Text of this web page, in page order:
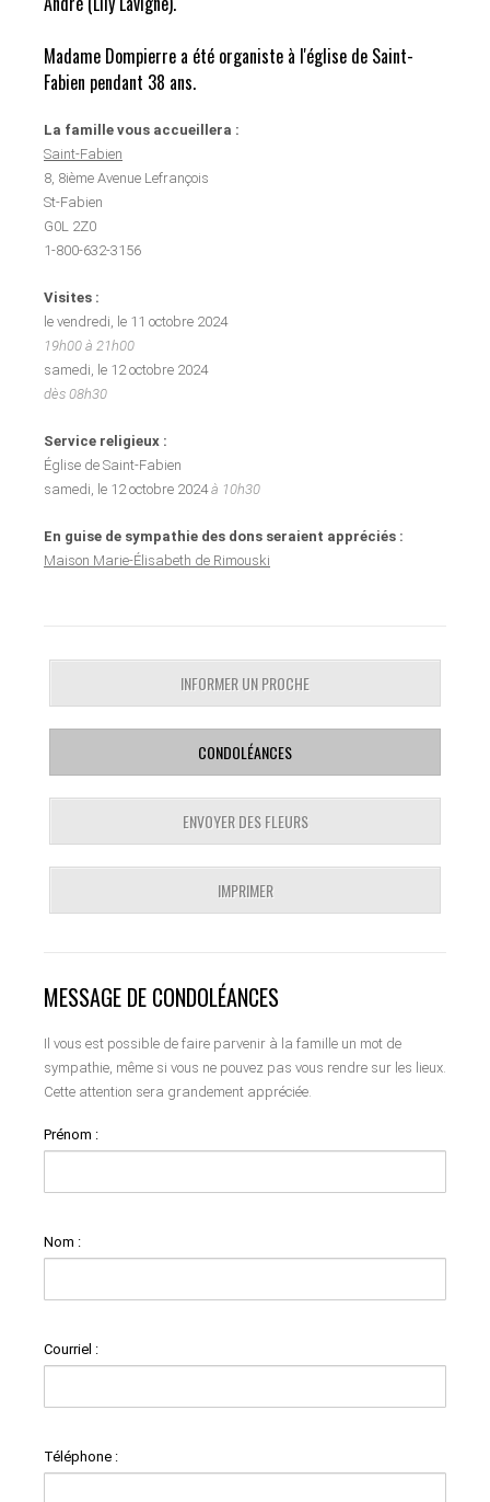
Madame Dompierre a été organiste à l'église de Saint-
Fabien pendant 38 ans.
La famille vous accueillera :
Saint-Fabien
8, 8ième Avenue Lefrançois
St-Fabien
G0L 2Z0
1-800-632-3156
Visites :
le vendredi, le 11 octobre 2024
19h00 à 21h00
samedi, le 12 octobre 2024
dès 08h30
Service religieux :
Église de Saint-Fabien
samedi, le 12 octobre 2024à 10h30
En guise de sympathie des dons seraient appréciés :
Maison Marie-Élisabeth de Rimouski
INFORMER UN PROCHE
CONDOLÉANCES
ENVOYER DES FLEURS
IMPRIMER
MESSAGE DE CONDOLÉANCES
Il vous est possible de faire parvenir à la famille un mot de
sympathie, même si vous ne pouvez pas vous rendre sur les lieux.
Cette attention sera grandement appréciée.
Prénom :
Nom :
Courriel :
Téléphone :